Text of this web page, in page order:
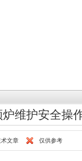
炉维护安全操
文章 仅供参考